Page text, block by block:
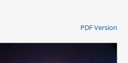
PDF Version